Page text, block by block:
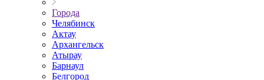
Города
Челябинск
Актау
Архангельск
Атырау
Барнаул
Белгород